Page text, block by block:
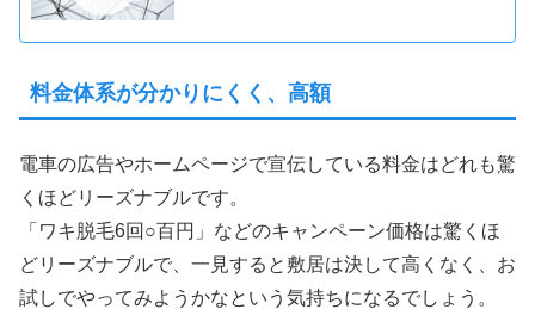
料金体系が分かりにくく、高額
電車の広告やホームページで宣伝している料金はどれも驚
くほどリーズナブルです。
「ワキ脱毛6回○百円」などのキャンペーン価格は驚くほ
どリーズナブルで、一見すると敷居は決して高くなく、お
試しでやってみようかなという気持ちになるでしょう。